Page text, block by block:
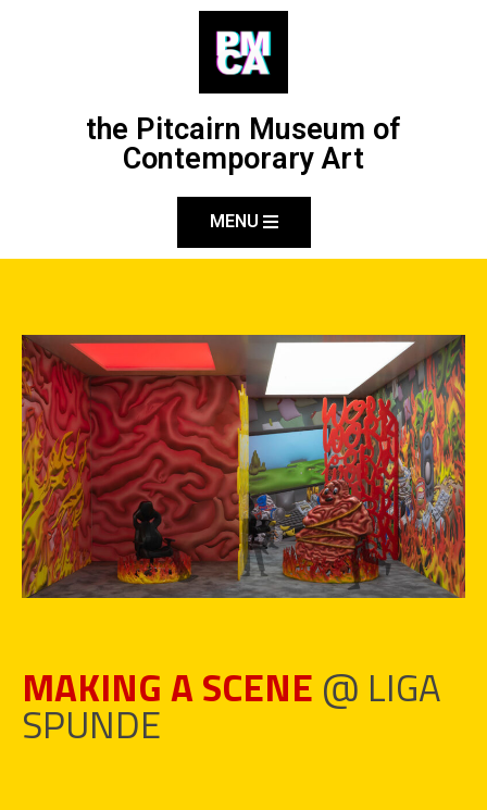
the Pitcairn Museum of
Contemporary Art
MENU
MAKING A SCENE @ LIGA
SPUNDE